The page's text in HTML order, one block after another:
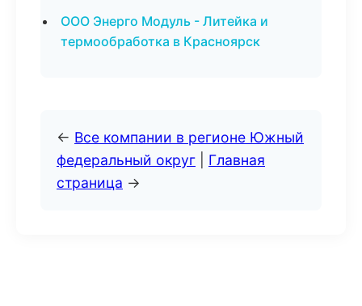
ООО Энерго Модуль - Литейка и
термообработка в Красноярск
← Все компании в регионе Южный
федеральный округ
Главная
страница →